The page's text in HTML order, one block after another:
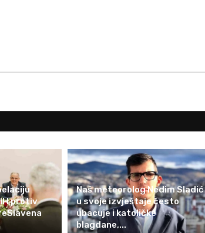
protiv
Naš meteorolog Nedim Sladić
u svoje izvještaje često
ubacuje i katoličke
blagdane,...